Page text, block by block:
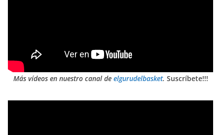
Más vídeos en nuestro canal de elgurudelbasket. Suscríbete!!!